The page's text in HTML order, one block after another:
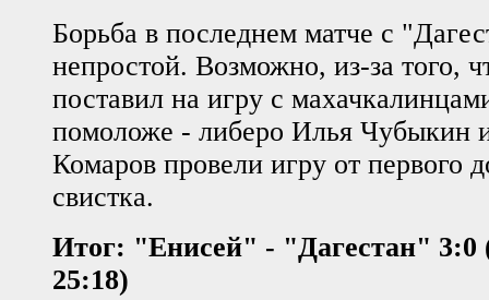
Борьба в последнем матче с
непростой. Возможно, из-за того,
поставил на игру с
помоложе - либеро Илья Чубыкин
Комаров провели игру от первого
свистка.
Итог: "Енисей" - "Дагестан" 3:0
25:18)